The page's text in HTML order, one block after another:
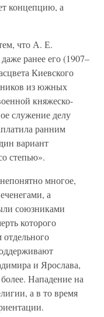
концепцию, а
что А. Е.
ранее его (1907–
Киевского
из южных
княжеско-
служение делу
ранним
вариант
степью».
многое,
а
союзниками
которого
и Ярослава,
Нападение на
а в то время